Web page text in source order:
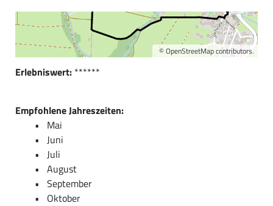
© OpenStreetMapcontributors.
Kurzbeschreibung:
Traumhaft idyllisch und sehr meditativ. Genießen Sie die
Ruhe.
Erlebniswert: ******
Empfohlene Jahreszeiten:
Mai
Juni
Juli
August
September
Oktober